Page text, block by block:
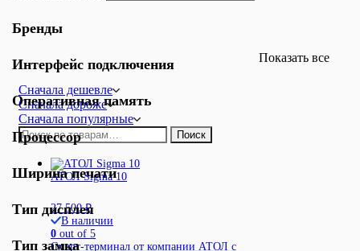
Бренды
Интерфейс подключения
Оперативная память
Процессор
Ширина печати
Тип дисплея
Тип замка
Показать все
Сначала дешевле
Сначала дороже
Сначала популярные
Искать:
Поиск
АТОЛ Sigma 10
27 500₽
В наличии
0 out of 5
Смарт-терминал от компании АТОЛ с